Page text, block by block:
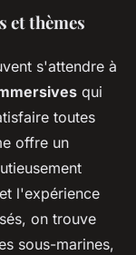
et thèmes
s'attendre à
qui
toutes
offre un
l'expérience
on trouve
sous-marines,